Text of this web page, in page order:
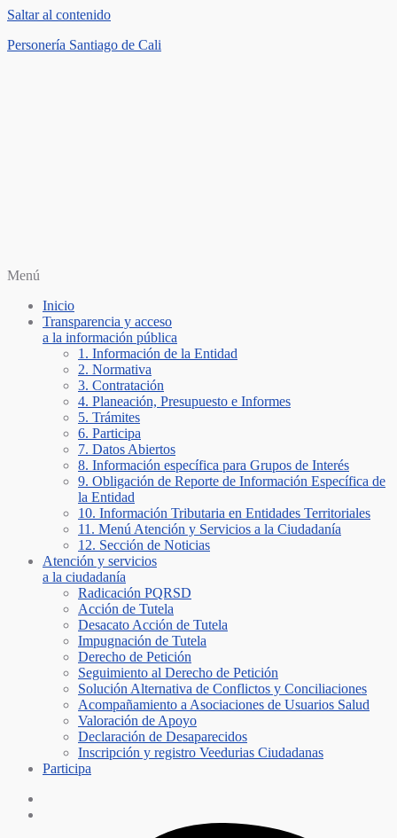
Saltar al contenido
Personería Santiago de Cali
Menú
Inicio
Transparencia y acceso
a la información pública
1. Información de la Entidad
2. Normativa
3. Contratación
4. Planeación, Presupuesto e Informes
5. Trámites
6. Participa
7. Datos Abiertos
8. Información específica para Grupos de Interés
9. Obligación de Reporte de Información Específica de
la Entidad
10. Información Tributaria en Entidades Territoriales
11. Menú Atención y Servicios a la Ciudadanía
12. Sección de Noticias
Atención y servicios
a la ciudadanía
Radicación PQRSD
Acción de Tutela
Desacato Acción de Tutela
Impugnación de Tutela
Derecho de Petición
Seguimiento al Derecho de Petición
Solución Alternativa de Conflictos y Conciliaciones
Acompañamiento a Asociaciones de Usuarios Salud
Valoración de Apoyo
Declaración de Desaparecidos
Inscripción y registro Veedurias Ciudadanas
Participa